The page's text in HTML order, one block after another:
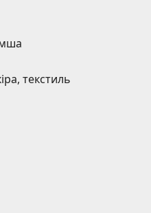
текстиль